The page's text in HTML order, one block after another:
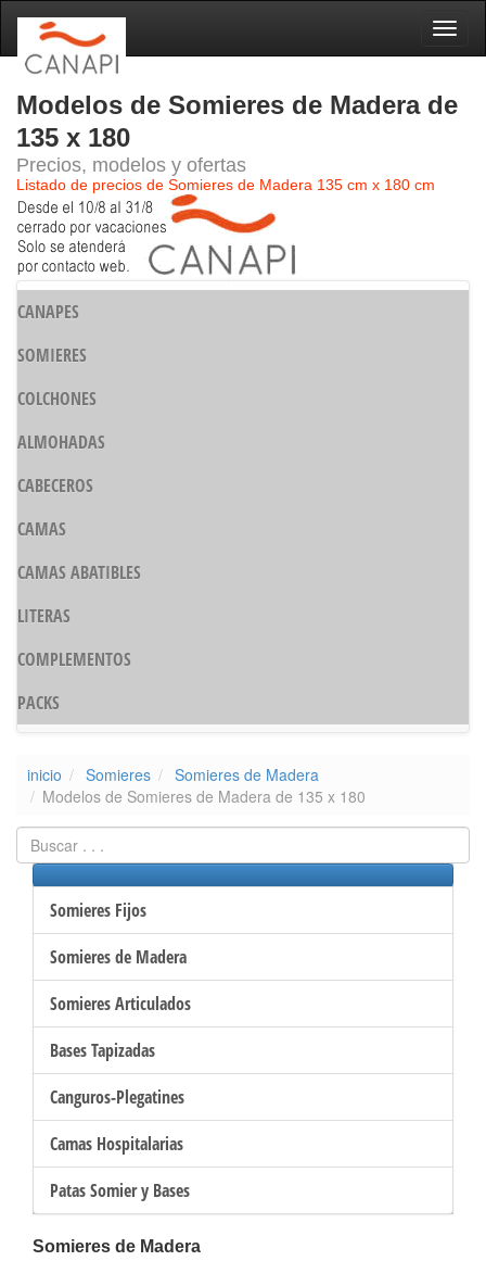
Modelos de Somieres de Madera de
135 x 180
Precios, modelos y ofertas
Listado de precios de Somieres de Madera 135 cm x 180 cm
CANAPES
SOMIERES
COLCHONES
ALMOHADAS
CABECEROS
CAMAS
CAMAS ABATIBLES
LITERAS
COMPLEMENTOS
PACKS
inicio Somieres
Somieres de Madera
Modelos de Somieres de Madera de 135 x 180
Somieres Fijos
Somieres de Madera
Somieres Articulados
Bases Tapizadas
Canguros-Plegatines
Camas Hospitalarias
Patas Somier y Bases
Somieres de Madera